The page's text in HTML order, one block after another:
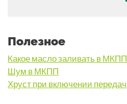
Полезное
Какое масло заливать в МКПП
Шум в МКПП
Хруст при включении передач